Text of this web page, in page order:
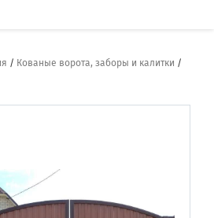
/ Кованые ворота, заборы и калитки /